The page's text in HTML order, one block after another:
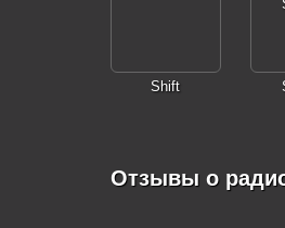
Shift
Отзывы о радио